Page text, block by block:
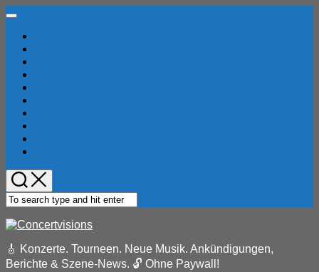
Skip
content
Expand
🎸 Konzerte. Tourneen. Neue Musik. Ankündigungen,
Berichte & Szene-News. 🔓 Ohne Paywall!